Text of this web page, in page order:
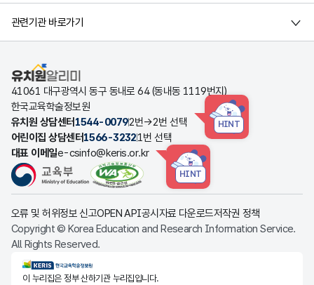
관련기관 바로가기
유치원알리미
41061 대구광역시 동구 동내로 64 (동내동 1119번지)
한국교육학술정보원
유치원 상담센터 1544-00792번→2번 선택 HINT
어린이집 상담센터1566-32321번 선택
대표 이메일e-csinfo@keris.or.kr
HINT
오류 및 허위정보 신고OPEN API공시자료 다운로드저작권 정책
Copyright © Korea Education and Research Information Service.
All Rights Reserved.
KERIS한국교육학술정보원
이 누리집은 정부 산하기관 누리집입니다.